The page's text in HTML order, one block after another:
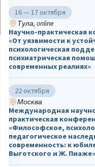
16 — 17 октября
Тула, online
Научно-практическая
«От уязвимости к
психологическая
психиатрическая
современных реалиях»
22 октября
Москва
Международная
практическая
«Философское,
педагогическое
современность: к
Выготского и Ж. Пиаже»